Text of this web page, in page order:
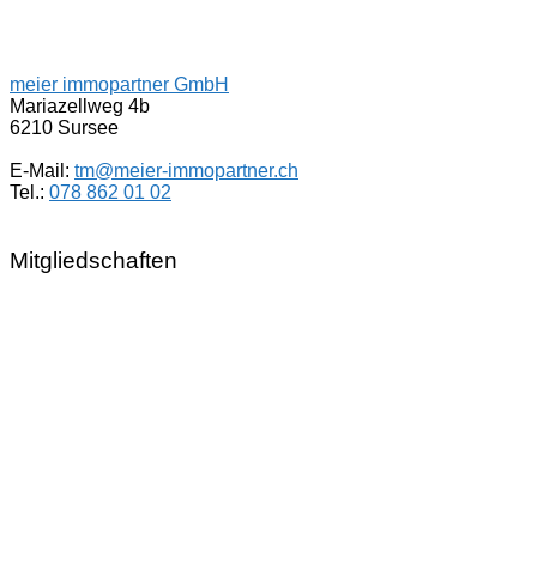
meier immopartner GmbH
Mariazellweg 4b
6210 Sursee
E-Mail: tm@meier-immopartner.ch
Tel.: 078 862 01 02
Mitgliedschaften